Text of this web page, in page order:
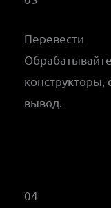
Перевести
конструкторы,
вывод.
04